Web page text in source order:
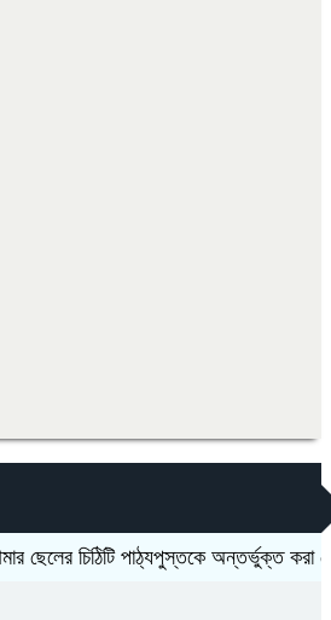
চিঠিটি পাঠ্যপুস্তকে অন্তর্ভুক্ত করা হোক’